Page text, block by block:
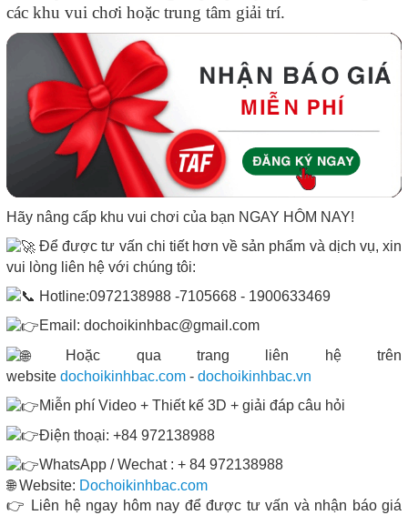
các khu vui chơi hoặc trung tâm giải trí.
Hãy nâng cấp khu vui chơi của bạn NGAY HÔM NAY!
Để được tư vấn chi tiết hơn về sản phẩm và dịch vụ, xin
vui lòng liên hệ với chúng tôi:
Hotline:0972138988 -7105668 - 1900633469
Email: dochoikinhbac@gmail.com
Hoặc qua trang liên hệ trên
website dochoikinhbac.com - dochoikinhbac.vn
Miễn phí Video + Thiết kế 3D + giải đáp câu hỏi
Điện thoại: +84 972138988
WhatsApp / Wechat : + 84 972138988
🌐 Website: Dochoikinhbac.com
👉 Liên hệ ngay hôm nay để được tư vấn và nhận báo giá